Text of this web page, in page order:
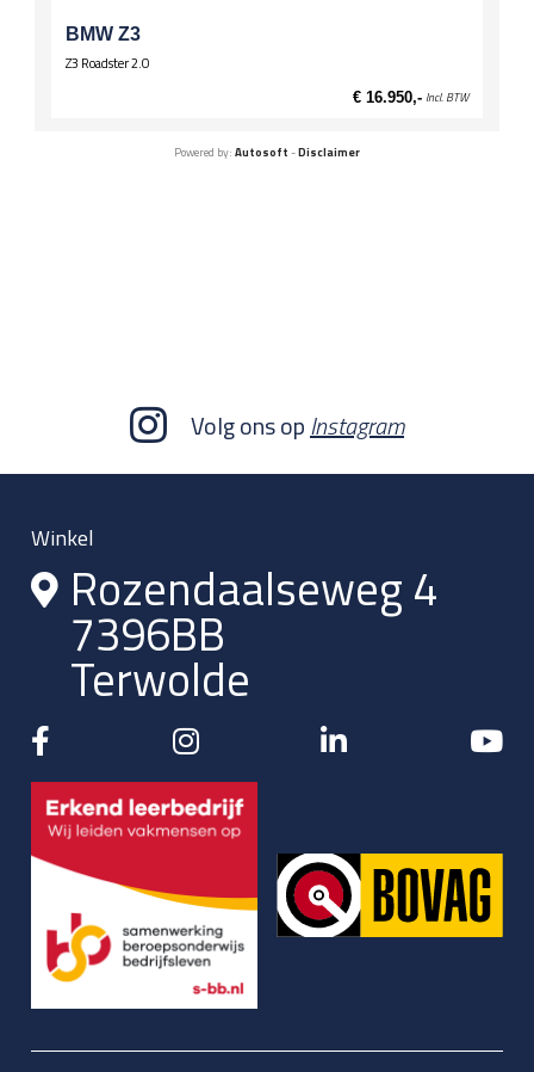
BMW Z3
Z3 Roadster 2.0
€ 16.950,- Incl. BTW
Powered by: Autosoft -Disclaimer
Volg ons opInstagram
Winkel
Rozendaalseweg 4
7396BB
Terwolde